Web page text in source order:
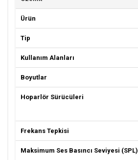
Ürün
Tip
Kullanım Alanları
Boyutlar
Hoparlör Sürücüleri
Frekans Tepkisi
Maksimum Ses Basıncı Seviyesi (SPL)